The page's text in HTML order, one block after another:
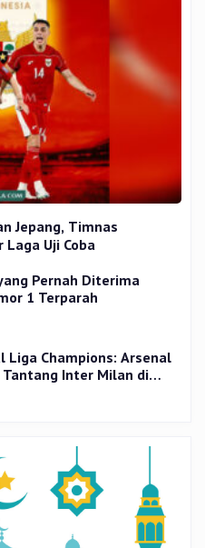
Jepang, Timnas
Uji Coba
Pernah Diterima
1 Terparah
Liga Champions: Arsenal
Tantang Inter Milan di